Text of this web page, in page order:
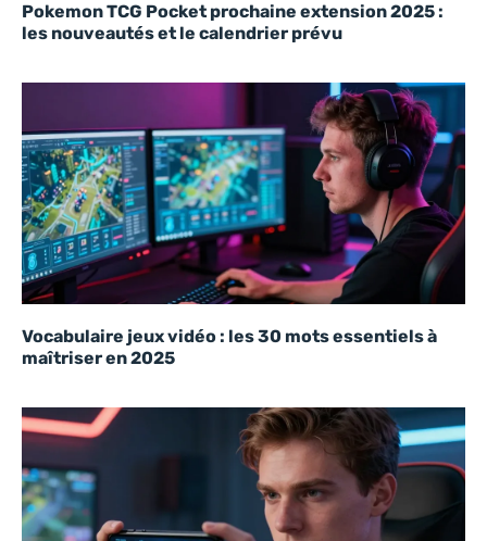
Pokemon TCG Pocket prochaine extension 2025 :
les nouveautés et le calendrier prévu
Vocabulaire jeux vidéo : les 30 mots essentiels à
maîtriser en 2025